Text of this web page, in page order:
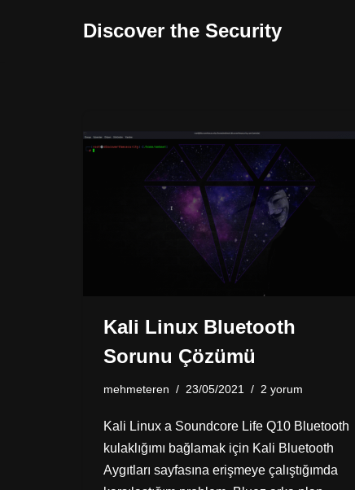
Discover the Security
Kali Linux Bluetooth
Sorunu Çözümü
mehmeteren 23/05/2021 2 yorum
Kali Linux a Soundcore Life Q10 Bluetooth
kulaklığımı bağlamak için Kali Bluetooth
Aygıtları sayfasına erişmeye çalıştığımda